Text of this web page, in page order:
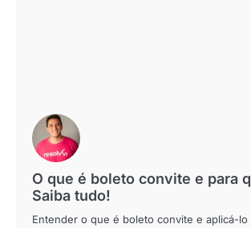
O que é boleto convite e para
Saiba tudo!
Entender o que é boleto convite e aplicá-